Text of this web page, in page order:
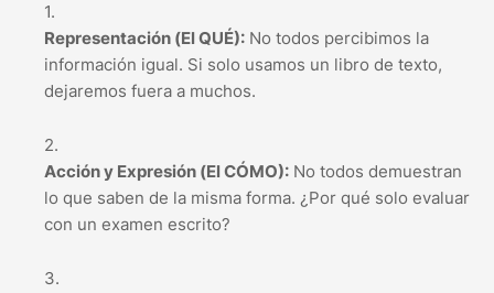
Representación (El QUÉ): No todos percibimos la
información igual. Si solo usamos un libro de texto,
dejaremos fuera a muchos.
Acción y Expresión (El CÓMO): No todos demuestran
lo que saben de la misma forma. ¿Por qué solo evaluar
con un examen escrito?